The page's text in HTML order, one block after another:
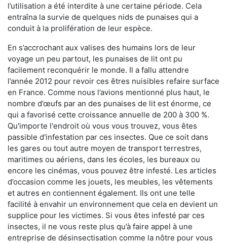
l’utilisation a été interdite à une certaine période. Cela
entraîna la survie de quelques nids de punaises qui a
conduit à la prolifération de leur espèce.
En s’accrochant aux valises des humains lors de leur
voyage un peu partout, les punaises de lit ont pu
facilement reconquérir le monde. Il a fallu attendre
l’année 2012 pour revoir ces êtres nuisibles refaire surface
en France. Comme nous l’avions mentionné plus haut, le
nombre d’œufs par an des punaises de lit est énorme, ce
qui a favorisé cette croissance annuelle de 200 à 300 %.
Qu'importe l'endroit où vous vous trouvez, vous êtes
passible d'infestation par ces insectes. Que ce soit dans
les gares ou tout autre moyen de transport terrestres,
maritimes ou aériens, dans les écoles, les bureaux ou
encore les cinémas, vous pouvez être infesté. Les articles
d’occasion comme les jouets, les meubles, les vêtements
et autres en contiennent également. Ils ont une telle
facilité à envahir un environnement que cela en devient un
supplice pour les victimes. Si vous êtes infesté par ces
insectes, il ne vous reste plus qu’à faire appel à une
entreprise de désinsectisation comme la nôtre pour vous